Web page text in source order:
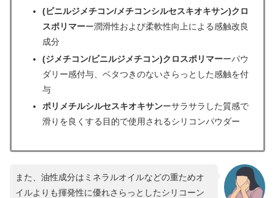
(ビニルジメチコン/メチコンシルセスキオキサン)クロ
スポリマーー潤滑性および柔軟性向上による感触改良
成分
(ジメチコン/ビニルジメチコン)クロスポリマーーパウ
ダリー感付与、ベタつきのないさらっとした感触を付
与
ポリメチルシルセスキオキサンーサラサラした質感で
滑りを良くする目的で使用されるシリコンパウダー
また、油性成分はミネラルオイルなどの重ためオ
イルよりも揮発性に優れさらっとしたシリコーン